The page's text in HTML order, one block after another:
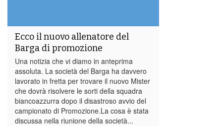
Ecco il nuovo allenatore del
Barga di promozione
Una notizia che vi diamo in anteprima
assoluta. La società del Barga ha davvero
lavorato in fretta per trovare il nuovo Mister
che dovrà risolvere le sorti della squadra
biancoazzurra dopo il disastroso avvio del
campionato di Promozione.La cosa è stata
discussa nella riunione della società...